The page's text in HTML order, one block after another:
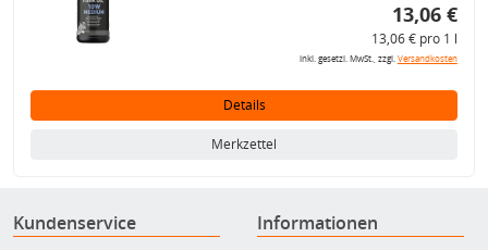
13,06 €
13,06 € pro 1 l
inkl. gesetzl. MwSt., zzgl.Versandkosten
Details
Merkzettel
Kundenservice Informationen